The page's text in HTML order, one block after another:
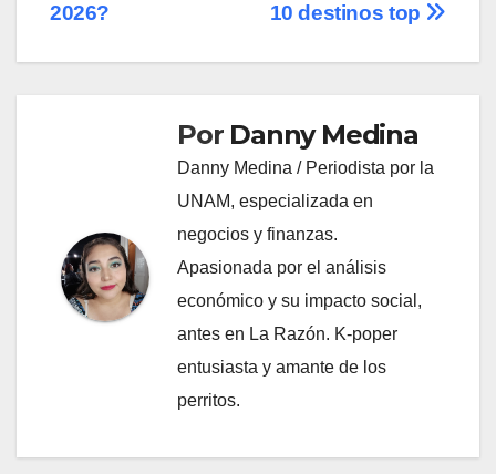
10 destinos top
2026?
Por Danny Medina
Danny Medina / Periodista por la
UNAM, especializada en
negocios y finanzas.
Apasionada por el análisis
económico y su impacto social,
antes en La Razón. K-poper
entusiasta y amante de los
perritos.